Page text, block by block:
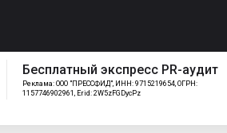
Как работает отдел
сопровождения Pressfeed